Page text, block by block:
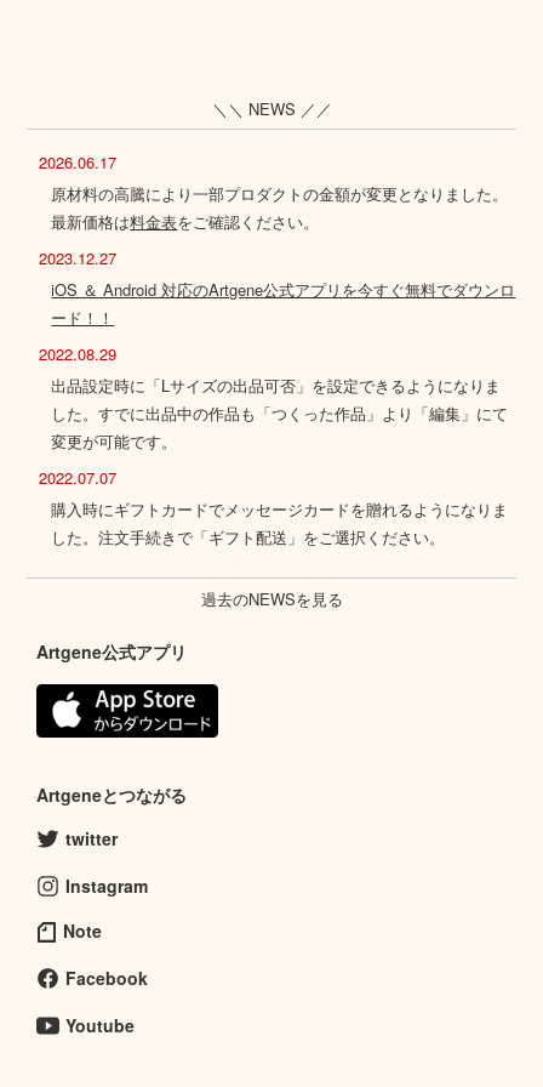
＼＼ NEWS ／／
2026.06.17
原材料の高騰により一部プロダクトの金額が変更となりました。
最新価格は料金表をご確認ください。
2023.12.27
iOS ＆ Android 対応のArtgene公式アプリを今すぐ無料でダウンロ
ード！！
2022.08.29
出品設定時に「Lサイズの出品可否」を設定できるようになりま
した。すでに出品中の作品も「つくった作品」より「編集」にて
変更が可能です。
2022.07.07
購入時にギフトカードでメッセージカードを贈れるようになりま
した。注文手続きで「ギフト配送」をご選択ください。
過去のNEWSを見る
Artgene公式アプリ
Artgeneとつながる
twitter
Instagram
Note
Facebook
Youtube